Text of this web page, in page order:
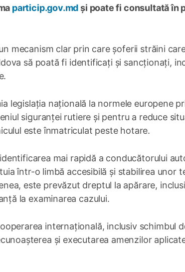
particip.gov.mdși poate fi consultată în
mecanism clar prin care șoferii străini
să poată fi identificați și sancționați,
legislația națională la normele europene
siguranței rutiere și pentru a reduce
este înmatriculat peste hotare.
mai rapidă a conducătorului
într-o limbă accesibilă și stabilirea unor
este prevăzut dreptul la apărare,
la examinarea cazului.
internațională, inclusiv schimbul
și executarea amenzilor